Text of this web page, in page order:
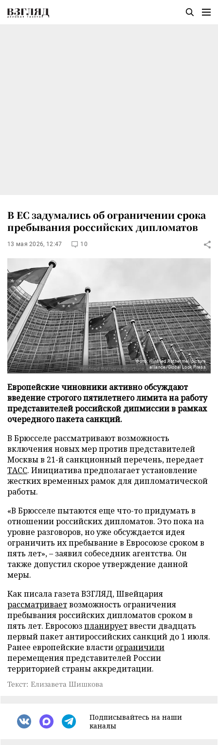
В ЕС задумались об ограничении срока
пребывания российских дипломатов
13 мая 2026, 12:47 10
Фото: Winfried Rothermel/picture
alliance/Global Look Press
Европейские чиновники активно обсуждают
введение строгого пятилетнего лимита на работу
представителей российской дипмиссии в рамках
очередного пакета санкций.
В Брюсселе рассматривают возможность
включения новых мер против представителей
Москвы в 21-й санкционный перечень, передает
ТАСС. Инициатива предполагает установление
жестких временных рамок для дипломатической
работы.
«В Брюсселе пытаются еще что-то придумать в
отношении российских дипломатов. Это пока на
уровне разговоров, но уже обсуждается идея
ограничить их пребывание в Евросоюзе сроком в
пять лет», – заявил собеседник агентства. Он
также допустил скорое утверждение данной
меры.
Как писала газета ВЗГЛЯД, Швейцария
рассматриваетвозможность ограничения
пребывания российских дипломатов сроком в
пять лет. Евросоюзпланируетввести двадцать
первый пакет антироссийских санкций до 1 июля.
Ранее европейские власти ограничили
перемещения представителей России
территорией страны аккредитации.
Текст: Елизавета Шишкова
Подписывайтесь на наши
каналы